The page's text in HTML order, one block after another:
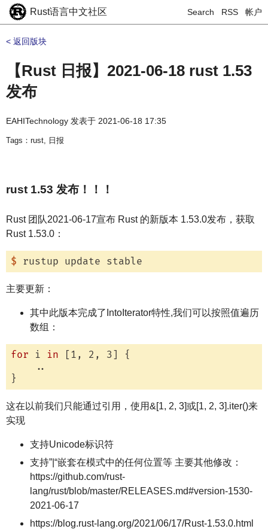
Rust语言中文社区 Search RSS 帐户
< 返回版块
【Rust 日报】2021-06-18 rust 1.53
发布
EAHITechnology 发表于 2021-06-18 17:35
Tags：rust, 日报
rust 1.53 发布！！！
Rust 团队2021-06-17宣布 Rust 的新版本 1.53.0发布，获取
Rust 1.53.0：
$ rustup update stable
主要更新：
其中此版本完成了IntoIterator特性,我们可以按照值遍历
数组：
for i in [1, 2, 3] {
    ..
这在以前我们只能通过引用，使用&[1, 2, 3]或[1, 2, 3].iter()来
实现
支持Unicode标识符
支持”|“嵌套在模式中的任何位置等 主要其他修改：
https://github.com/rust-
lang/rust/blob/master/RELEASES.md#version-1530-
2021-06-17
https://blog.rust-lang.org/2021/06/17/Rust-1.53.0.html